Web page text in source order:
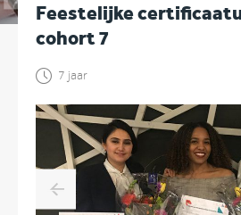
Feestelijke
cohort 7
7 jaar